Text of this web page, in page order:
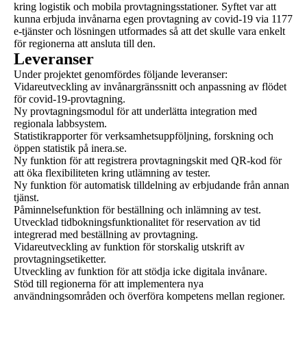
kring logistik och mobila provtagningsstationer. Syftet var att
kunna erbjuda invånarna egen provtagning av covid-19 via 1177
e-tjänster och lösningen utformades så att det skulle vara enkelt
för regionerna att ansluta till den.
Leveranser
Under projektet genomfördes följande leveranser:
Vidareutveckling av invånargränssnitt och anpassning av flödet
för covid-19-provtagning.
Ny provtagningsmodul för att underlätta integration med
regionala labbsystem.
Statistikrapporter för verksamhetsuppföljning, forskning och
öppen statistik på inera.se.
Ny funktion för att registrera provtagningskit med QR-kod för
att öka flexibiliteten kring utlämning av tester.
Ny funktion för automatisk tilldelning av erbjudande från annan
tjänst.
Påminnelsefunktion för beställning och inlämning av test.
Utvecklad tidbokningsfunktionalitet för reservation av tid
integrerad med beställning av provtagning.
Vidareutveckling av funktion för storskalig utskrift av
provtagningsetiketter.
Utveckling av funktion för att stödja icke digitala invånare.
Stöd till regionerna för att implementera nya
användningsområden och överföra kompetens mellan regioner.